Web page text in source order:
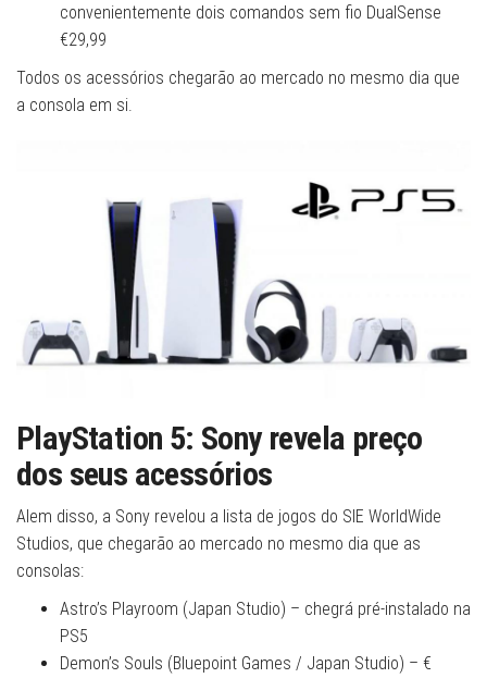
convenientemente dois comandos sem fio DualSense
€29,99
Todos os acessórios chegarão ao mercado no mesmo dia que
a consola em si.
PlayStation 5: Sony revela preço
dos seus acessórios
Alem disso, a Sony revelou a lista de jogos do SIE WorldWide
Studios, que chegarão ao mercado no mesmo dia que as
consolas:
Astro’s Playroom (Japan Studio) – chegrá pré-instalado na
PS5
Demon’s Souls (Bluepoint Games / Japan Studio) – €